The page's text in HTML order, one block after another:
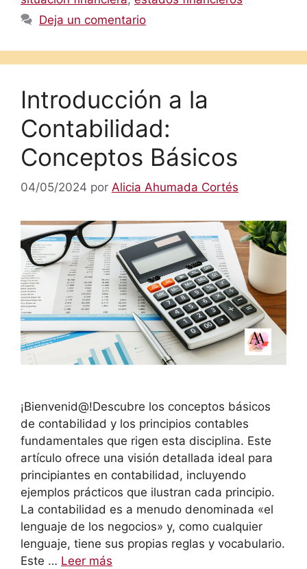
Deja un comentario
Introducción a la
Contabilidad:
Conceptos Básicos
04/05/2024 por Alicia Ahumada Cortés
¡Bienvenid@!Descubre los conceptos básicos
de contabilidad y los principios contables
fundamentales que rigen esta disciplina. Este
artículo ofrece una visión detallada ideal para
principiantes en contabilidad, incluyendo
ejemplos prácticos que ilustran cada principio.
La contabilidad es a menudo denominada «el
lenguaje de los negocios» y, como cualquier
lenguaje, tiene sus propias reglas y vocabulario.
Este … Leer más